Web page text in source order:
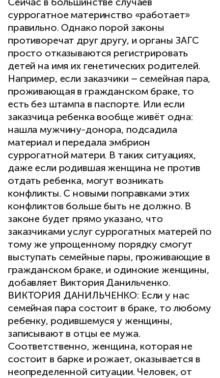
суррогатное материнство «работает»
правильно. Однако порой законы
противоречат друг другу, и органы ЗАГС
просто отказываются регистрировать
детей на имя их генетических родителей.
Например, если заказчики – семейная пара,
проживающая в гражданском браке, то
есть без штампа в паспорте. Или если
заказчица ребенка вообще живёт одна:
нашла мужчину-донора, подсадила
материал и передала эмбрион
суррогатной матери. В таких ситуациях,
даже если родившая женщина не против
отдать ребенка, могут возникать
конфликты. С новыми поправками этих
конфликтов больше быть не должно. В
законе будет прямо указано, что
заказчиками услуг суррогатных матерей по
тому же упрощенному порядку смогут
выступать семейные пары, проживающие в
гражданском браке, и одинокие женщины,
добавляет Виктория Данильченко.
ВИКТОРИЯ ДАНИЛЬЧЕНКО: Если у нас
семейная пара состоит в браке, то любому
ребенку, родившемуся у женщины,
записывают в отцы ее мужа.
Соответственно, женщина, которая не
состоит в барке и рожает, оказывается в
неопределенной ситуации. Человек, от